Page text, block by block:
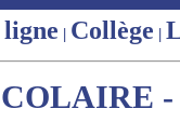
| Collège |